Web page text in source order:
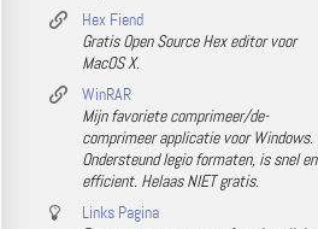
Hex Fiend
Gratis Open Source Hex editor voor
MacOS X.
WinRAR
Mijn favoriete comprimeer/de-
comprimeer applicatie voor Windows.
Ondersteund legio formaten, is snel en
efficient. Helaas NIET gratis.
Links Pagina